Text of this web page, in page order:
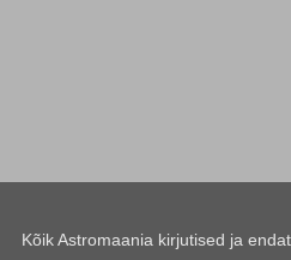
Kõik Astromaania kirjutised ja